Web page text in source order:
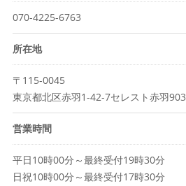
070-4225-6763
所在地
〒115-0045
東京都北区赤羽1-42-7セレスト赤羽903
営業時間
平日10時00分～最終受付19時30分
日祝10時00分～最終受付17時30分